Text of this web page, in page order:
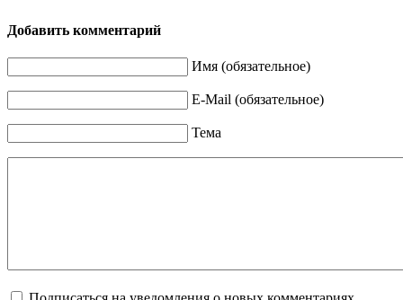
Добавить комментарий
Имя (обязательное)
E-Mail (обязательное)
Тема